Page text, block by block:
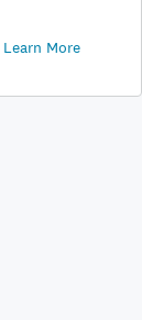
Learn More